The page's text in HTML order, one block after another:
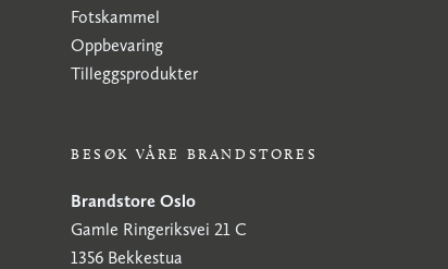
Fotskammel
Oppbevaring
Tilleggsprodukter
BESØK VÅRE BRANDSTORES
Brandstore Oslo
Gamle Ringeriksvei 21 C
1356 Bekkestua